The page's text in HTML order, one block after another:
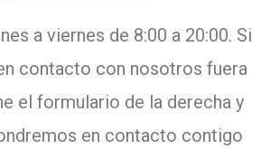
a viernes de 8:00 a 20:00. Si
contacto con nosotros fuera
el formulario de la derecha y
en contacto contigo